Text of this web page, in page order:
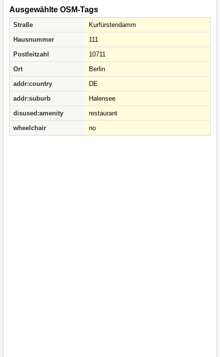
Ausgewählte OSM-Tags
Straße
Kurfürstendamm
Hausnummer
111
Postleitzahl
10711
Ort
Berlin
addr:country
DE
addr:suburb
Halensee
disused:amenity
restaurant
wheelchair
no